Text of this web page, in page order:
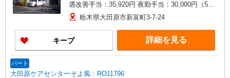
遇改善手当：35,920円 夜勤手当：30,000円（5回
分） ※6回目以降は1回6,000円支給 ▼下記別途支
給 通勤手当 年末年始手当：380円/時 寸志あり：
年2回（6月・12月） ※業績による 特別報酬：平
均34.1万円（最高額135万円） ※2025年6月支給実
績 ※処遇改善手当は試用期間中(3ヶ月)は支給なし
栃木県大田原市新富町3-7-24
キープ 詳細を見る
パート
大田原ケアセンターそよ風：RO11796